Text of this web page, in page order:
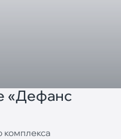
«Дефанс
комплекса